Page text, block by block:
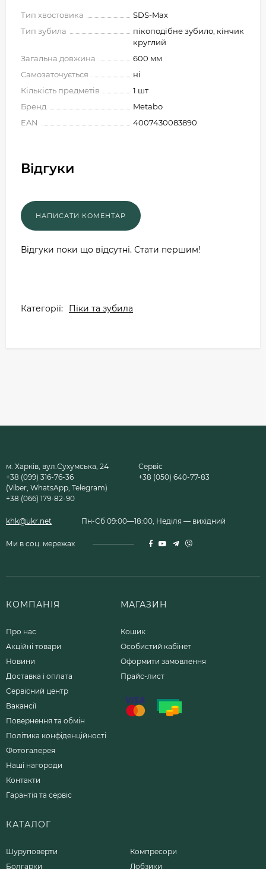
Тип хвостовика
SDS-Max
Тип зубила
пікоподібне зубило, кінчик
круглий
Загальна довжина
600 мм
Самозаточується
ні
Кількість предметів
1 шт
Бренд
Metabo
EAN
4007430083890
Відгуки
Відгуки поки що відсутні. Стати першим!
Категорії: Піки та зубила
м. Харків, вул.Сухумська, 24
+38 (099) 316-76-36
(Viber, WhatsApp, Telegram)
+38 (066) 179-82-90
Сервіс
+38 (050) 640-77-83
khk@ukr.net Пн-Сб 09:00—18:00, Неділя — вихідний
Ми в соц. мережах
КОМПАНІЯ
Про нас
Акційні товари
Новини
Доставка і оплата
Сервісний центр
Вакансії
Повернення та обмін
Політика конфіденційності
Фотогалерея
Наші нагороди
Контакти
Гарантія та сервіс
МАГАЗИН
Кошик
Особистий кабінет
Оформити замовлення
Прайс-лист
КАТАЛОГ
Шуруповерти
Болгарки
Компресори
Лобзики